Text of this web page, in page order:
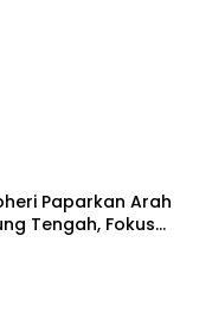
Paparkan Arah
Tengah, Fokus
dan